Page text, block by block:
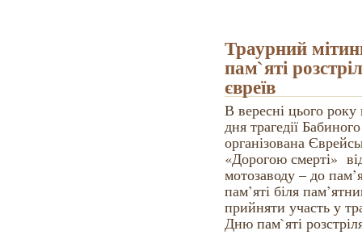
Траурний
пам`яті
євреїв
В вересні цього
дня трагедії
організована
«Дорогою смерті»
мотозаводу – до
пам’яті біля
прийняти участь у
Дню пам`яті